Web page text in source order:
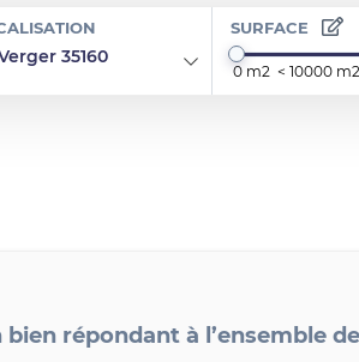
35160
SURFACE
bien répondant à l’ensemble